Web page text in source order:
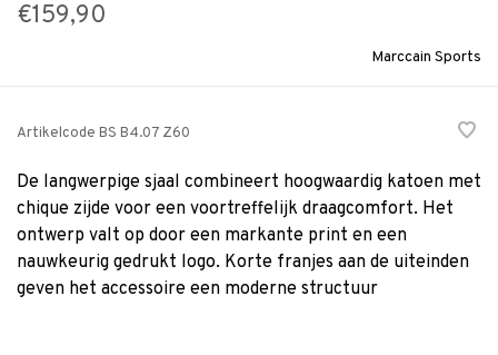
€159,90
Marccain Sports
Artikelcode BS B4.07 Z60
De langwerpige sjaal combineert hoogwaardig katoen met
chique zijde voor een voortreffelijk draagcomfort. Het
ontwerp valt op door een markante print en een
nauwkeurig gedrukt logo. Korte franjes aan de uiteinden
geven het accessoire een moderne structuur